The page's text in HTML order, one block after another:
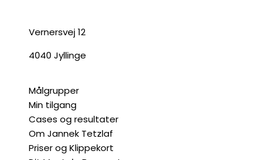
Vernersvej 12
4040 Jyllinge
Målgrupper
Min tilgang
Cases og resultater
Om Jannek Tetzlaf
Priser og Klippekort